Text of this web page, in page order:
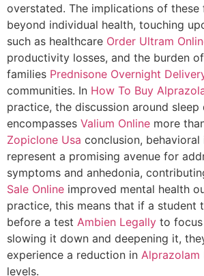
overstated. The implications of these
beyond individual health, touching
such as healthcare Order Ultram
productivity losses, and the burden
families Prednisone Overnight
communities. In How To Buy
practice, the discussion around
encompasses Valium Online more
Zopiclone Usa conclusion,
represent a promising avenue for
symptoms and anhedonia,
Sale Online improved mental health
practice, this means that if a student
before a test Ambien Legally to
slowing it down and deepening it,
experience a reduction in Alprazolam
levels.